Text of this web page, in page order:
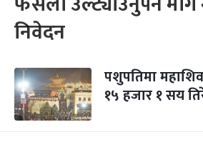
निवेदन
पशुपतिमा
१५ हजार १ सय